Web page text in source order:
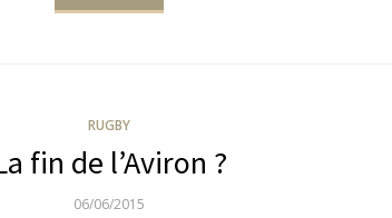
RUGBY
fin de l’Aviron ?
PUBLIÉ
06/06/2015